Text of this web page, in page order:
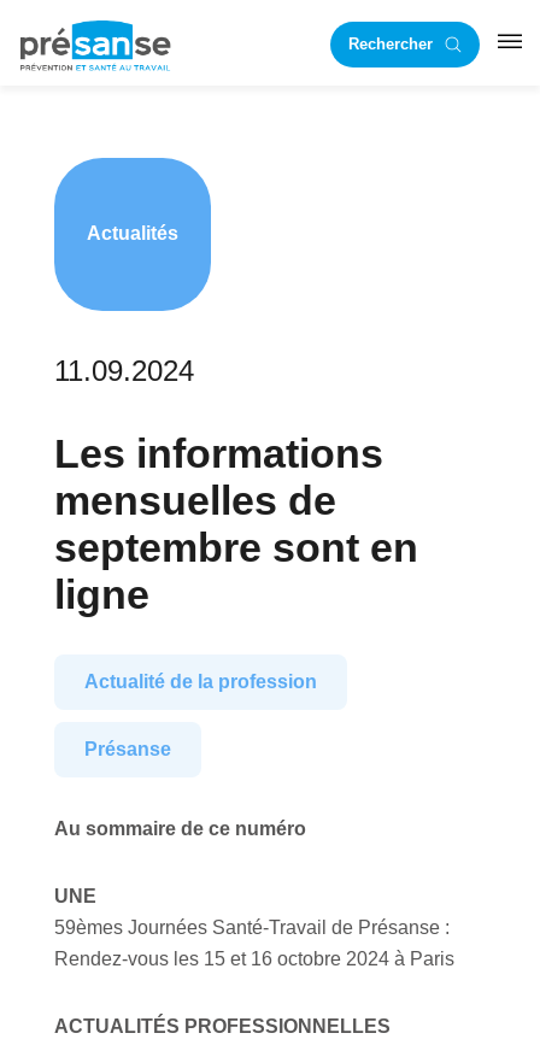
principale
RechercherRST
Actualités
11.09.2024
Les informations
mensuelles de
septembre sont en
ligne
Actualité de la profession
Présanse
Au sommaire de ce numéro
UNE
59èmes Journées Santé-Travail de Présanse :
Rendez-vous les 15 et 16 octobre 2024 à Paris
ACTUALITÉS PROFESSIONNELLES